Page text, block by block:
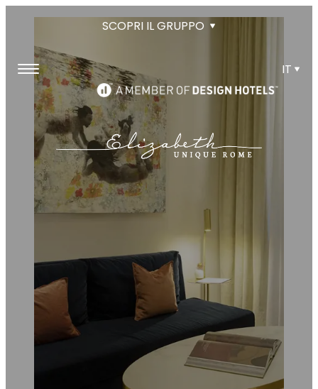
SCOPRI IL GRUPPO
IT